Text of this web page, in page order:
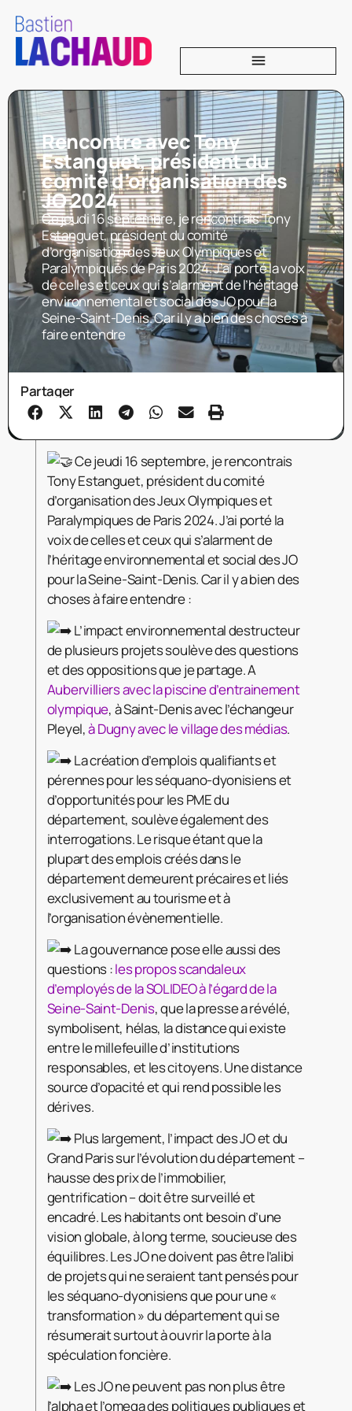
Rencontre avec Tony
Estanguet, président du
comité d’organisation des
JO 2024
Ce jeudi 16 septembre, je rencontrais Tony
Estanguet, président du comité
d’organisation des Jeux Olympiques et
Paralympiques de Paris 2024. J’ai porté la voix
de celles et ceux qui s’alarment de l’héritage
environnemental et social des JO pour la
Seine-Saint-Denis. Car il y a bien des choses à
faire entendre
Partager
Ce jeudi 16 septembre, je rencontrais
Tony Estanguet, président du comité
d’organisation des Jeux Olympiques et
Paralympiques de Paris 2024. J’ai porté la
voix de celles et ceux qui s’alarment de
l’héritage environnemental et social des JO
pour la Seine-Saint-Denis. Car il y a bien des
choses à faire entendre :
L’impact environnemental destructeur
de plusieurs projets soulève des questions
et des oppositions que je partage. A
Aubervilliers avec la piscine d’entrainement
olympique, à Saint-Denis avec l’échangeur
Pleyel,à Dugny avec le village des médias.
La création d’emplois qualifiants et
pérennes pour les séquano-dyonisiens et
d’opportunités pour les PME du
département, soulève également des
interrogations. Le risque étant que la
plupart des emplois créés dans le
département demeurent précaires et liés
exclusivement au tourisme et à
l’organisation évènementielle.
La gouvernance pose elle aussi des
questions :les propos scandaleux
d’employés de la SOLIDEO à l’égard de la
Seine-Saint-Denis, que la presse a révélé,
symbolisent, hélas, la distance qui existe
entre le millefeuille d’institutions
responsables, et les citoyens. Une distance
source d’opacité et qui rend possible les
dérives.
Plus largement, l’impact des JO et du
Grand Paris sur l’évolution du département –
hausse des prix de l’immobilier,
gentrification – doit être surveillé et
encadré. Les habitants ont besoin d’une
vision globale, à long terme, soucieuse des
équilibres. Les JO ne doivent pas être l’alibi
de projets qui ne seraient tant pensés pour
les séquano-dyonisiens que pour une «
transformation » du département qui se
résumerait surtout à ouvrir la porte à la
spéculation foncière.
Les JO ne peuvent pas non plus être
l’alpha et l’omega des politiques publiques et